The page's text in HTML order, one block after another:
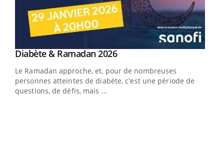
Youtube
Diabète & Ramadan 2026Youtube
Le Ramadan approche, et, pour de nombreuses
personnes atteintes de diabète, c'est une période de
questions, de défis, mais ...